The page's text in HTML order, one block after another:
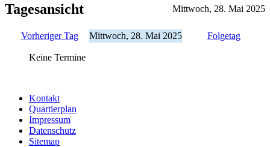
Tagesansicht Mittwoch, 28. Mai 2025
Vorheriger Tag Mittwoch, 28. Mai 2025 Folgetag
Keine Termine
Kontakt
Quartierplan
Impressum
Datenschutz
Sitemap